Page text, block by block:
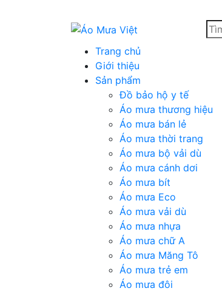
Trang chủ
Giới thiệu
Sản phẩm
Đồ bảo hộ y tế
Áo mưa thương hiệu
Áo mưa bán lẻ
Áo mưa thời trang
Áo mưa bộ vải dù
Áo mưa cánh dơi
Áo mưa bít
Áo mưa Eco
Áo mưa vải dù
Áo mưa nhựa
Áo mưa chữ A
Áo mưa Măng Tô
Áo mưa trẻ em
Áo mưa đôi